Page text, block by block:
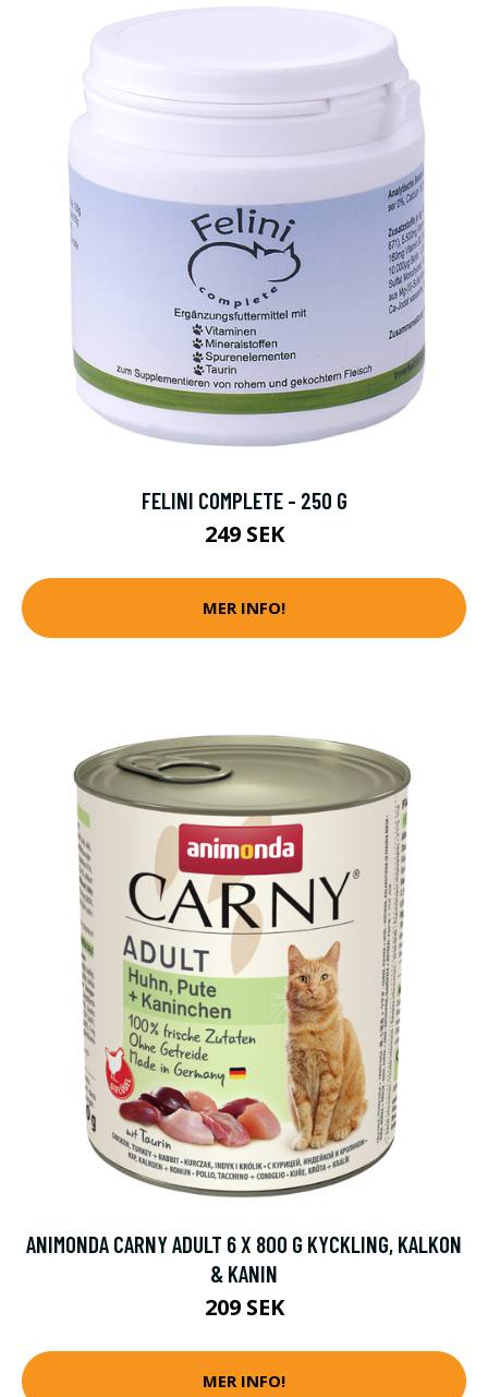
FELINI COMPLETE - 250 G
249 SEK
MER INFO!
ANIMONDA CARNY ADULT 6 X 800 G KYCKLING, KALKON
& KANIN
209 SEK
MER INFO!